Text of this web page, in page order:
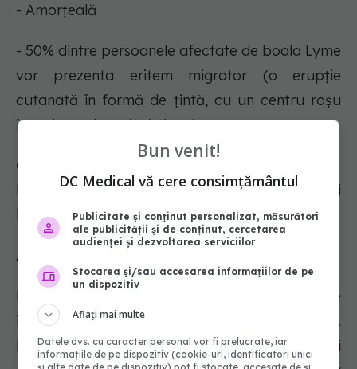
- Amorțeală
- 50% dintre persoanele afectate de boala Lyme
vor prezenta eritem migrator (o erupție
cutanată în formă de țintă, cu un centru roșu
înconjurat de un inel clar și un cerc roșu).
Cum poți preveni boala Lyme?
Poartă haine cu mâneci lungi atunci când mergi
în aer liber.
Aplică spray contra insectelor pe piele.
Dacă observi căpușe pe corp, îndepărtează-le
imediat. Astfel, incidența bolii Lyme va fi redusă.
După îndepărtarea căpușei, spală zona și
Bun venit!
DC Medical vă cere consimțământul
Publicitate și conținut personalizat, măsurători
ale publicității și de conținut, cercetarea
audienței și dezvoltarea serviciilor
Stocarea și/sau accesarea informațiilor de pe
un dispozitiv
Aflați mai multe
Datele dvs. cu caracter personal vor fi prelucrate, iar
informațiile de pe dispozitiv (cookie-uri, identificatori unici